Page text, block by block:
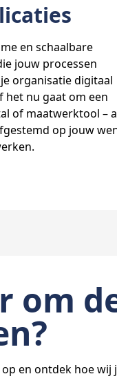
en schaalbare
jouw processen
organisatie digitaal
het nu gaat om een
of maatwerktool –
op jouw
om
en ontdek hoe